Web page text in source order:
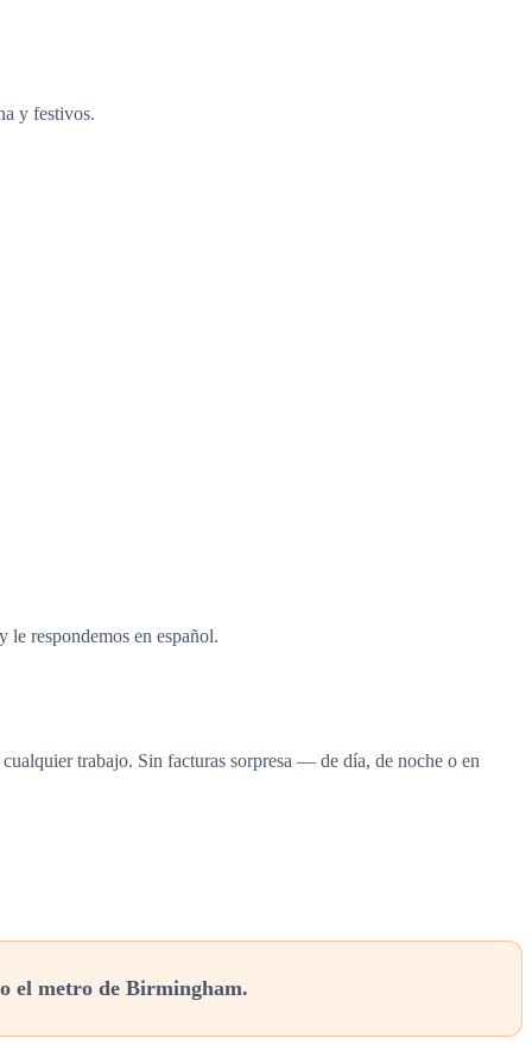
y festivos.
respondemos en español.
trabajo. Sin facturas sorpresa — de día, de noche o en
metro de Birmingham.